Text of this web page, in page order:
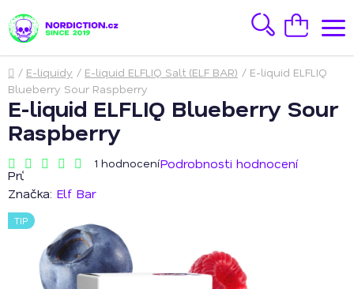
na
obsah
HledatNákupní
košík
Domů
/ E-liquidy / E-liquid ELFLIQ Salt (ELF BAR) / E-liquid ELFLIQ
Blueberry Sour Raspberry
E-liquid ELFLIQ Blueberry Sour
Raspberry
Průměrné
hodnocení
produktu
je
5,0
hvězdiček.
1 hodnoceníPodrobnosti hodnocení
Značka: Elf Bar
TIP